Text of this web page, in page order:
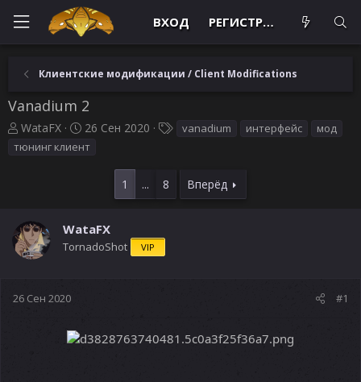
ВХОД РЕГИСТРАЦИЯ
Клиентские модификации / Client Modifications
Vanadium 2
А
в
е
м
ы
WataFX
Д
а
а
л
26 Сен 2020
Тvanadium интерфейс
мод
тюнинг клиент
1 ... 8 Вперёд
WataFX
TornadoShot VIP
26 Сен 2020 #1